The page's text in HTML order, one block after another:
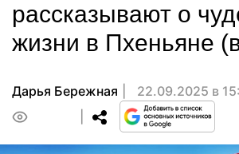
рассказывают о
жизни в Пхеньяне
Дарья Бережная
22.09.2025 в